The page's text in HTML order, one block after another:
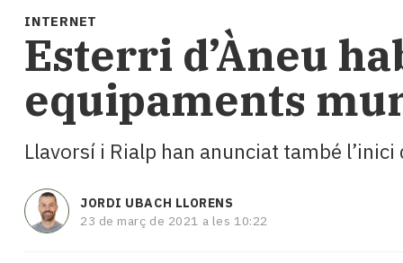
i
Cultura
Esports
Mai
tant!
i
El
temps
INTERNET
Esterri d’Àneu
equipaments
Llavorsí i Rialp han anunciat també
JORDI UBACH LLORENS
23 de març de 2021 a les 10:22